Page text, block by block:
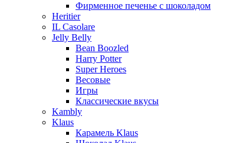
Фирменное печенье с шоколадом
Heritier
IL Casolare
Jelly Belly
Bean Boozled
Harry Potter
Super Heroes
Весовые
Игры
Классические вкусы
Kambly
Klaus
Карамель Klaus